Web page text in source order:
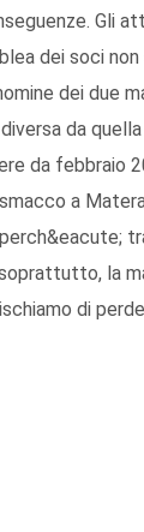
Gli
dei soci
dei due
da
da febbraio
a
la
di